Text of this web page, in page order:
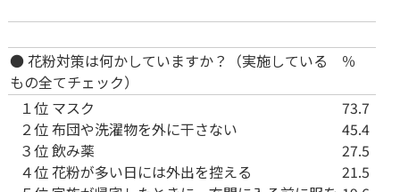
● 花粉対策は何かしていますか？（実施している
もの全てチェック）
％
１位
２位
３位
４位
マスク
布団や洗濯物を外に干さない
飲み薬
花粉が多い日には外出を控える
73.7
45.4
27.5
21.5